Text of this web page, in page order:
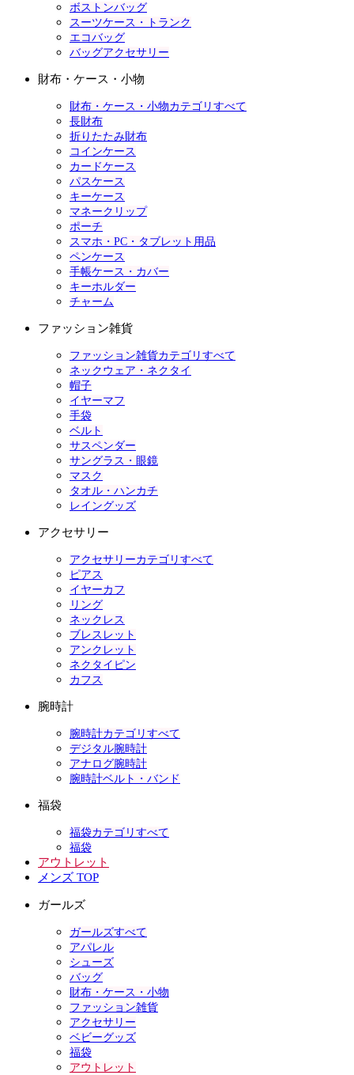
ボストンバッグ
スーツケース・トランク
エコバッグ
バッグアクセサリー
財布・ケース・小物
財布・ケース・小物カテゴリすべて
長財布
折りたたみ財布
コインケース
カードケース
パスケース
キーケース
マネークリップ
ポーチ
スマホ・PC・タブレット用品
ペンケース
手帳ケース・カバー
キーホルダー
チャーム
ファッション雑貨
ファッション雑貨カテゴリすべて
ネックウェア・ネクタイ
帽子
イヤーマフ
手袋
ベルト
サスペンダー
サングラス・眼鏡
マスク
タオル・ハンカチ
レイングッズ
アクセサリー
アクセサリーカテゴリすべて
ピアス
イヤーカフ
リング
ネックレス
ブレスレット
アンクレット
ネクタイピン
カフス
腕時計
腕時計カテゴリすべて
デジタル腕時計
アナログ腕時計
腕時計ベルト・バンド
福袋
福袋カテゴリすべて
福袋
アウトレット
メンズ TOP
ガールズ
ガールズすべて
アパレル
シューズ
バッグ
財布・ケース・小物
ファッション雑貨
アクセサリー
ベビーグッズ
福袋
アウトレット